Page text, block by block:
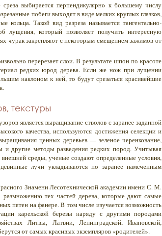
выбирается перпендикулярно к большему числу
побеги выходят в виде мелких круглых глазков,
Такой вид разреза называется тангентально-
лущения, который позволяет получить интересную
чурак закрепляют с некоторым смещением зажимов от
перерезает слои. В результате шпон по красоте
редких юрод дерева. Если же нож при лущении
наклоном к ней, то будут срезаться красивейшие
текстуры
является выращивание стволов с заранее заданной
качества, используются достижения селекции и
ценных деревьев — зеленое черенкование,
и другие методы разведения редких пород. Учитывая
внешней среды, ученые создают определенные условия,
лучи укладываются по заранее намеченным
Знамени Лесотехнической академии имени С. М.
тех частей дерева, которые дают самые
пятен на фанере. В том числе изучается возможность
карельской березы наряду с другими породами
Литвы, Латвии, Ленинградской, Ивановской,
от самых красивых экземпляров «родителей».